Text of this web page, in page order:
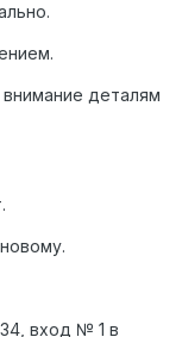
деталям
вход № 1 в